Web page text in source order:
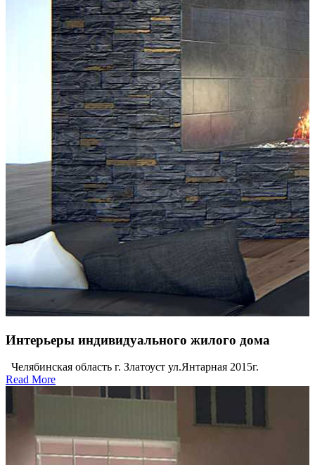
Интерьеры индивидуального жилого дома
Челябинская область г. Златоуст ул.Янтарная 2015г.
Read More